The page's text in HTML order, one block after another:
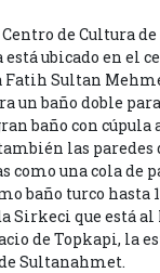
de Cultura de
ubicado en el
Fatih Sultan
un baño doble
baño con cúpula
las paredes
como una cola de
baño turco hasta
Sirkeci que está al
de Topkapi, la
Sultanahmet.